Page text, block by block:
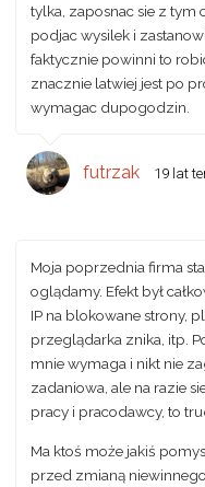
tylka, zaposnac sie z tym
podjac wysilek i
faktycznie powinni to
znacznie latwiej jest po
wymagac dupogodzin.
futrzak 19 lat
Moja poprzednia firma
oglądamy. Efekt był
IP na blokowane strony,
przeglądarka znika, itp.
mnie wymaga i nikt nie
zadaniowa, ale na razie
pracy i pracodawcy, to
Ma ktoś może jakiś
przed zmianą